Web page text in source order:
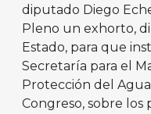
diputado Diego
Pleno un exhorto,
Estado, para que
Secretaría para el
Protección del
Congreso, sobre los